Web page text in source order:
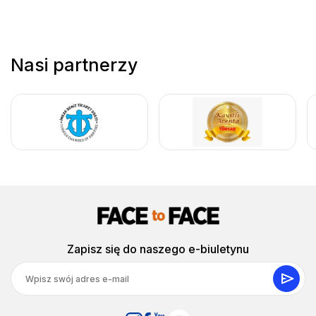
6 czerwiec 2026
Darren S.
sączyłem gorącą herbatę z moimi rodzicami w centrum
Bodrum po wspinaczce po antycznym teatrze w słońcu.
wolniejsze, ale prywatny Mercedes van pozostawał
przyjemnie chłodny.
Nasi partnerzy
Zapisz się do naszego e-biuletynu